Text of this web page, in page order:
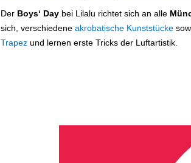
Der Boys‘ Day bei Lilalu richtet sich an alle
sich, verschiedeneakrobatische Kunststücke
Trapez und lernen erste Tricks der Luftartistik.